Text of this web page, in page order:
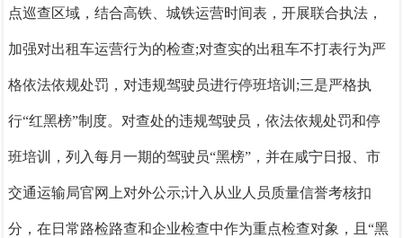
点巡查区域，结合高铁、城铁运营时间表，开展联合执法，
加强对出租车运营行为的检查;对查实的出租车不打表行为严
格依法依规处罚，对违规驾驶员进行停班培训;三是严格执
行“红黑榜”制度。对查处的违规驾驶员，依法依规处罚和停
班培训，列入每月一期的驾驶员“黑榜”，并在咸宁日报、市
交通运输局官网上对外公示;计入从业人员质量信誉考核扣
分，在日常路检路查和企业检查中作为重点检查对象，且“黑